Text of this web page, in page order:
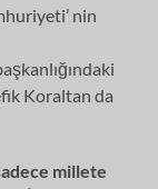
nin
Koraltan da
millete